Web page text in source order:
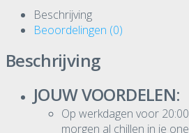
Beschrijving
Beoordelingen (0)
Beschrijving
JOUW VOORDELEN:
Op werkdagen voor
morgen al chillen in je